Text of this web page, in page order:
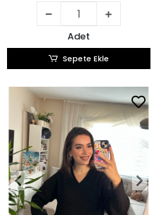
Adet
Sepete Ekle